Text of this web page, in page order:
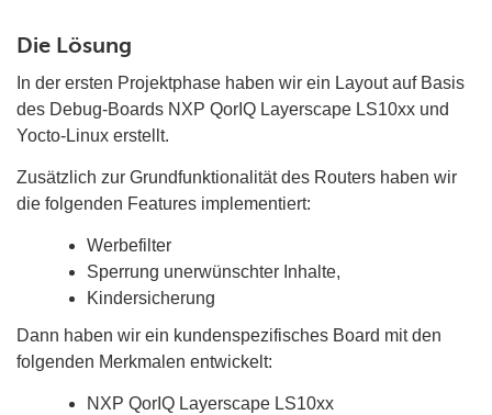
Die Lösung
In der ersten Projektphase haben wir ein Layout auf Basis
des Debug-Boards NXP QorIQ Layerscape LS10xx und
Yocto-Linux erstellt.
Zusätzlich zur Grundfunktionalität des Routers haben wir
die folgenden Features implementiert:
Werbefilter
Sperrung unerwünschter Inhalte,
Kindersicherung
Dann haben wir ein kundenspezifisches Board mit den
folgenden Merkmalen entwickelt:
NXP QorIQ Layerscape LS10xx